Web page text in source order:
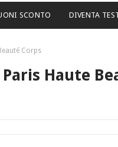
SCONTO DIVENTA
Corps
Haute